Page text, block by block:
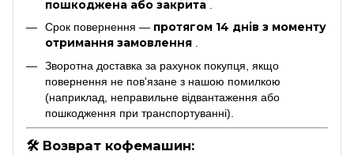
пошкоджена або закрита
Срок повернення — протягом 14 днів з моменту
отримання замовлення .
Зворотна доставка за рахунок покупця, якщо
повернення не пов'язане з нашою помилкою
(наприклад, неправильне відвантаження або
пошкодження при транспортуванні).
🛠 Возврат кофемашин: